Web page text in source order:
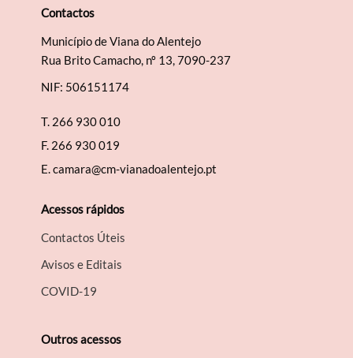
Contactos
Município de Viana do Alentejo
Rua Brito Camacho, nº 13, 7090-237
NIF: 506151174
T. 266 930 010
F. 266 930 019
E.camara@cm-vianadoalentejo.pt
Acessos rápidos
Contactos Úteis
Avisos e Editais
COVID-19
Outros acessos